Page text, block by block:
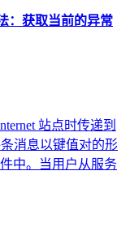
：获取当前的异常
站点时传递到
消息以键值对的形
中。当用户从服务